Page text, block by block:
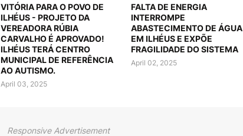
VITÓRIA PARA O POVO DE
ILHÉUS - PROJETO DA
VEREADORA RÚBIA
CARVALHO É APROVADO!
ILHÉUS TERÁ CENTRO
MUNICIPAL DE REFERÊNCIA
AO AUTISMO.
April 03, 2025
FALTA DE ENERGIA
INTERROMPE
ABASTECIMENTO DE ÁGUA
EM ILHÉUS E EXPÕE
FRAGILIDADE DO SISTEMA
April 02, 2025
Responsive Advertisement